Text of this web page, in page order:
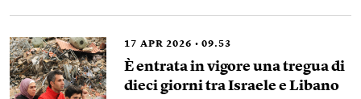
17 APR 2026 09.53
È entrata in vigore una tregua di
dieci giorni tra Israele e Libano